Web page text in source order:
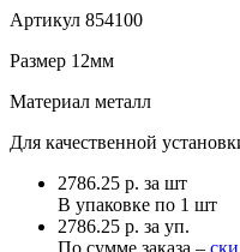
Артикул 854100
Размер 12мм
Материал металл
Для качественной
2786.25 р. за шт
В упаковке по 1 шт
2786.25 р. за уп.
По сумме заказа –